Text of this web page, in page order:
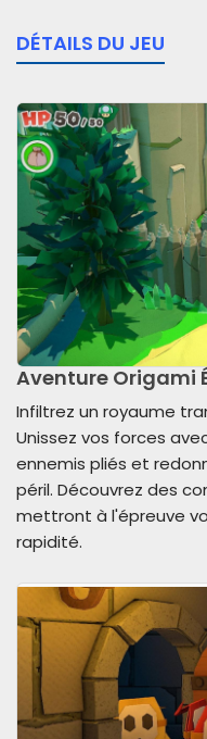
DÉTAILS DU JEU
Aventure Origami
Infiltrez un royaume
Unissez vos forces
ennemis pliés et
péril. Découvrez des
mettront à l'épreuve
rapidité.